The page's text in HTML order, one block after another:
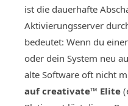
ist die dauerhafte
Aktivierungsserver
bedeutet: Wenn du
oder dein System neu
alte Software oft nicht
auf creativate™ Elite